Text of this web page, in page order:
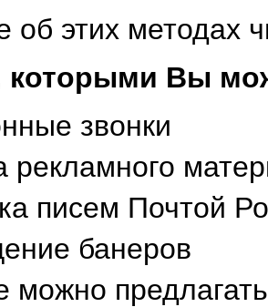
об этих методах
Вы
звонки
рекламного
писем Почтой
банеров
можно